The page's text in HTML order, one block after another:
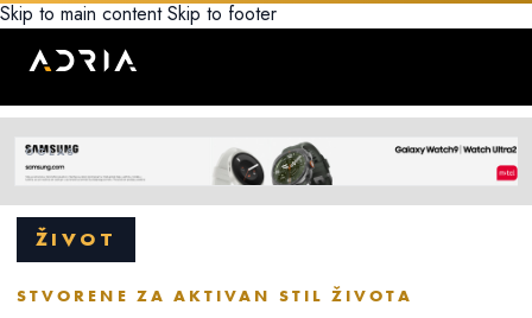
Skip to main content Skip to footer
ŽIVOT
STVORENE ZA AKTIVAN STIL ŽIVOTA